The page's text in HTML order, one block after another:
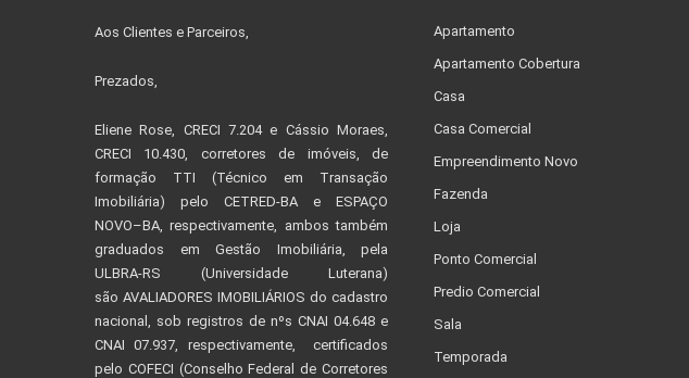
Aos Clientes e Parceiros,
Prezados,
Eliene Rose, CRECI 7.204 e Cássio Moraes,
CRECI 10.430, corretores de imóveis, de
formação TTI (Técnico em Transação
Imobiliária) pelo CETRED-BA e ESPAÇO
NOVO–BA, respectivamente, ambos também
graduados em Gestão Imobiliária, pela
ULBRA-RS (Universidade Luterana)
são AVALIADORES IMOBILIÁRIOS do cadastro
nacional, sob registros de nºs CNAI 04.648 e
CNAI 07.937, respectivamente, certificados
pelo COFECI (Conselho Federal de Corretores
Apartamento
Apartamento Cobertura
Casa
Casa Comercial
Empreendimento Novo
Fazenda
Loja
Ponto Comercial
Predio Comercial
Sala
Temporada